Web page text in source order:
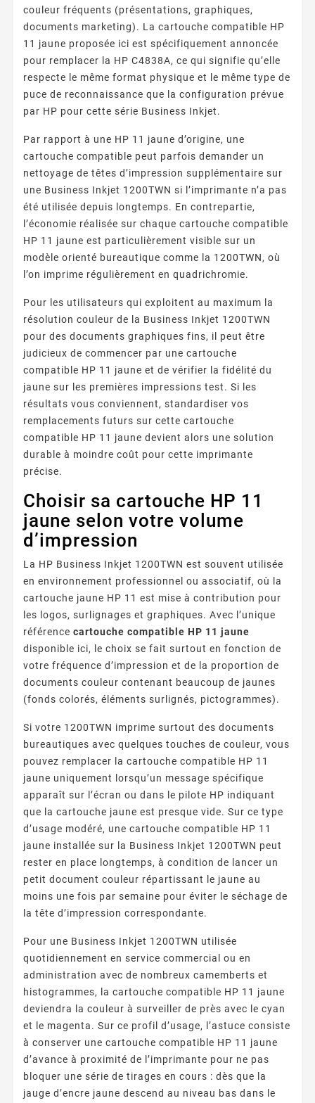
couleur fréquents (présentations, graphiques,
documents marketing). La cartouche compatible HP
11 jaune proposée ici est spécifiquement annoncée
pour remplacer la HP C4838A, ce qui signifie qu’elle
respecte le même format physique et le même type de
puce de reconnaissance que la configuration prévue
par HP pour cette série Business Inkjet.
Par rapport à une HP 11 jaune d’origine, une
cartouche compatible peut parfois demander un
nettoyage de têtes d’impression supplémentaire sur
une Business Inkjet 1200TWN si l’imprimante n’a pas
été utilisée depuis longtemps. En contrepartie,
l’économie réalisée sur chaque cartouche compatible
HP 11 jaune est particulièrement visible sur un
modèle orienté bureautique comme la 1200TWN, où
l’on imprime régulièrement en quadrichromie.
Pour les utilisateurs qui exploitent au maximum la
résolution couleur de la Business Inkjet 1200TWN
pour des documents graphiques fins, il peut être
judicieux de commencer par une cartouche
compatible HP 11 jaune et de vérifier la fidélité du
jaune sur les premières impressions test. Si les
résultats vous conviennent, standardiser vos
remplacements futurs sur cette cartouche
compatible HP 11 jaune devient alors une solution
durable à moindre coût pour cette imprimante
précise.
Choisir sa cartouche HP 11
jaune selon votre volume
d’impression
La HP Business Inkjet 1200TWN est souvent utilisée
en environnement professionnel ou associatif, où la
cartouche jaune HP 11 est mise à contribution pour
les logos, surlignages et graphiques. Avec l’unique
référence cartouche compatible HP 11 jaune
disponible ici, le choix se fait surtout en fonction de
votre fréquence d’impression et de la proportion de
documents couleur contenant beaucoup de jaunes
(fonds colorés, éléments surlignés, pictogrammes).
Si votre 1200TWN imprime surtout des documents
bureautiques avec quelques touches de couleur, vous
pouvez remplacer la cartouche compatible HP 11
jaune uniquement lorsqu’un message spécifique
apparaît sur l’écran ou dans le pilote HP indiquant
que la cartouche jaune est presque vide. Sur ce type
d’usage modéré, une cartouche compatible HP 11
jaune installée sur la Business Inkjet 1200TWN peut
rester en place longtemps, à condition de lancer un
petit document couleur répartissant le jaune au
moins une fois par semaine pour éviter le séchage de
la tête d’impression correspondante.
Pour une Business Inkjet 1200TWN utilisée
quotidiennement en service commercial ou en
administration avec de nombreux camemberts et
histogrammes, la cartouche compatible HP 11 jaune
deviendra la couleur à surveiller de près avec le cyan
et le magenta. Sur ce profil d’usage, l’astuce consiste
à conserver une cartouche compatible HP 11 jaune
d’avance à proximité de l’imprimante pour ne pas
bloquer une série de tirages en cours : dès que la
jauge d’encre jaune descend au niveau bas dans le